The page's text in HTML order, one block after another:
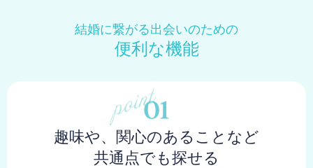
結婚に繋がる出会いのための
便利な機能
趣味や、関心のあることなど
共通点でも探せる